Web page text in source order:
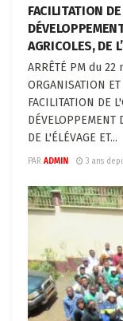
FACILITATION
AGRICOLES, DE
ARRÊTÉ PM du 22
ORGANISATION
FACILITATION DE
DÉVELOPPEMENT
DE L'ÉLÉVAGE ET...
PAR ADMIN 3 ans